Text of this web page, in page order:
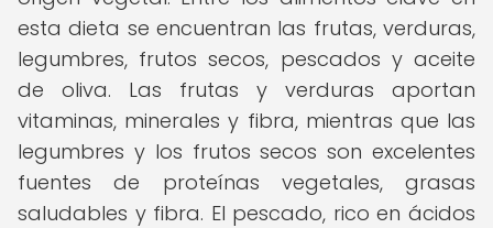
esta dieta se encuentran las frutas, verduras,
legumbres, frutos secos, pescados y aceite
de oliva. Las frutas y verduras aportan
vitaminas, minerales y fibra, mientras que las
legumbres y los frutos secos son excelentes
fuentes de proteínas vegetales, grasas
saludables y fibra. El pescado, rico en ácidos